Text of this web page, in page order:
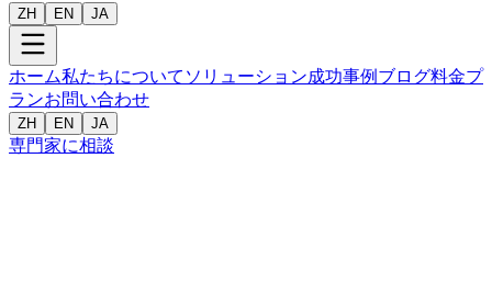
ZH EN JA
ホーム私たちについて ソリューション成功事例 ブログ料金プ
ランお問い合わせ
ZH EN JA
専門家に相談